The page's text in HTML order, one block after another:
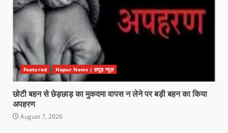
Featured Hapur News | हापुड़ न्यूज़
छोटी बहन से छेड़छाड़ का मुकदमा वापस न लेने पर बड़ी बहन का किया
अपहरण
August 7, 2026